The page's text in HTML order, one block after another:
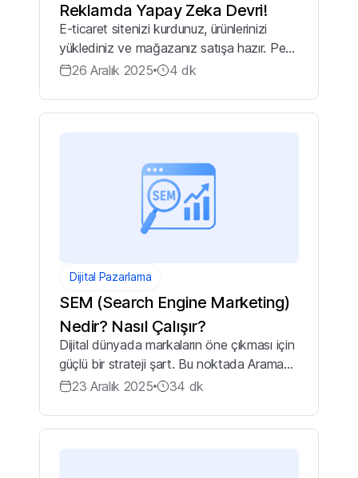
Reklamda Yapay Zeka Devri!
E-ticaret sitenizi kurdunuz, ürünlerinizi
yüklediniz ve mağazanız satışa hazır. Peki
ya müşteriler? Dijital dünyada görünür
26 Aralık 2025 4 dk
Dijital Pazarlama
SEM (Search Engine Marketing)
Nedir? Nasıl Çalışır?
Dijital dünyada markaların öne çıkması için
güçlü bir strateji şart. Bu noktada Arama
Motoru Pazarlaması (Search Engine
23 Aralık 2025 34 dk